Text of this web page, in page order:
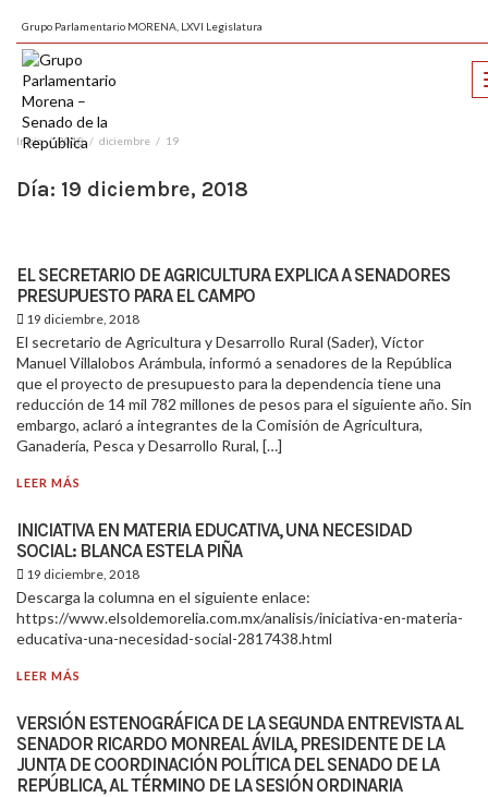
Grupo Parlamentario MORENA, LXVI Legislatura
Inicio 2018 diciembre 19
Día: 19 diciembre, 2018
EL SECRETARIO DE AGRICULTURA EXPLICA A SENADORES
PRESUPUESTO PARA EL CAMPO
19 diciembre, 2018
El secretario de Agricultura y Desarrollo Rural (Sader), Víctor
Manuel Villalobos Arámbula, informó a senadores de la República
que el proyecto de presupuesto para la dependencia tiene una
reducción de 14 mil 782 millones de pesos para el siguiente año. Sin
embargo, aclaró a integrantes de la Comisión de Agricultura,
Ganadería, Pesca y Desarrollo Rural, […]
LEER MÁS
INICIATIVA EN MATERIA EDUCATIVA, UNA NECESIDAD
SOCIAL: BLANCA ESTELA PIÑA
19 diciembre, 2018
Descarga la columna en el siguiente enlace:
https://www.elsoldemorelia.com.mx/analisis/iniciativa-en-materia-
educativa-una-necesidad-social-2817438.html
LEER MÁS
VERSIÓN ESTENOGRÁFICA DE LA SEGUNDA ENTREVISTA AL
SENADOR RICARDO MONREAL ÁVILA, PRESIDENTE DE LA
JUNTA DE COORDINACIÓN POLÍTICA DEL SENADO DE LA
REPÚBLICA, AL TÉRMINO DE LA SESIÓN ORDINARIA